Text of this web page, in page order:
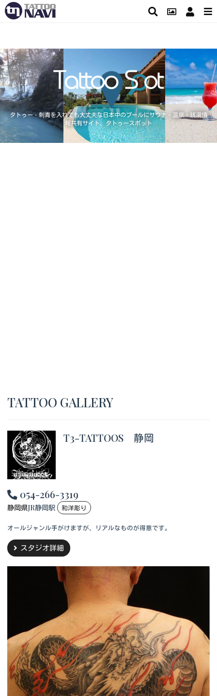
タトゥー・刺青を入れても大丈夫な日本中のプールにサウナ・温泉・銭湯情
報共有サイト、タトゥースポット
TATTOO GALLERY
T3-TATTOOS 静岡
054-266-3319
静岡県JR静岡駅 和洋彫り
オールジャンル手がけますが、リアルなものが得意です。
スタジオ詳細